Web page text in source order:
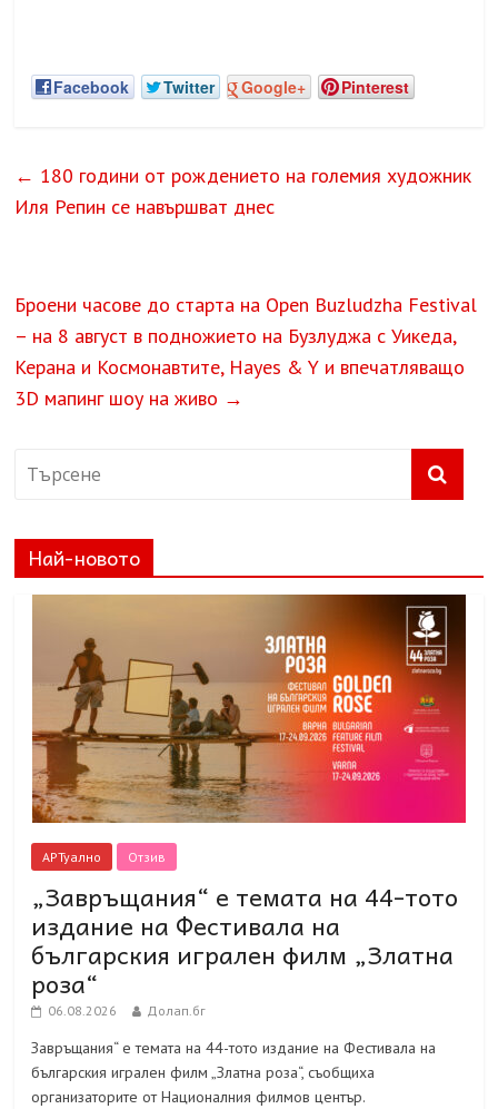
Facebook Twitter Google+ Pinterest
← 180 години от рождението на големия художник
Иля Репин се навършват днес
Броени часове до старта на Open Buzludzha Festival
– на 8 август в подножието на Бузлуджа с Уикеда,
Керана и Космонавтите, Hayes & Y и впечатляващо
3D мапинг шоу на живо →
Най-новото
АРТуално Отзив
„Завръщания“ е темата на 44-тото
издание на Фестивала на
българския игрален филм „Златна
роза“
06.08.2026 Долап.бг
Завръщания“ е темата на 44-тото издание на Фестивала на
българския игрален филм „Златна роза“, съобщиха
организаторите от Националния филмов център.